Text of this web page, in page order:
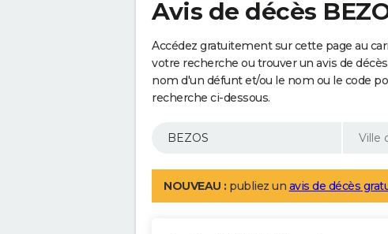
Avis de décès
Accédez gratuitement sur cette page au
votre recherche ou trouver un avis de
nom d'un défunt et/ou le nom ou le code
recherche ci-dessous.
NOUVEAU : publiez un avis de décès